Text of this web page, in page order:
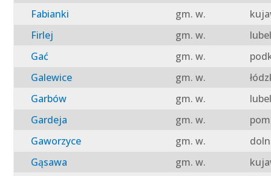
Fabianki
gm. w.
Firlej
gm. w.
Gać
gm. w.
Galewice
gm. w.
Garbów
gm. w.
Gardeja
gm. w.
Gaworzyce
gm. w.
Gąsawa
gm. w.